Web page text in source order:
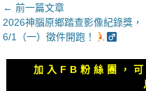
文
章
導
覽
← 前一篇文章
上
一
2026神腦原鄉踏查影像紀錄獎，
6/1（一）徵件開跑！
加入FB粉絲團，